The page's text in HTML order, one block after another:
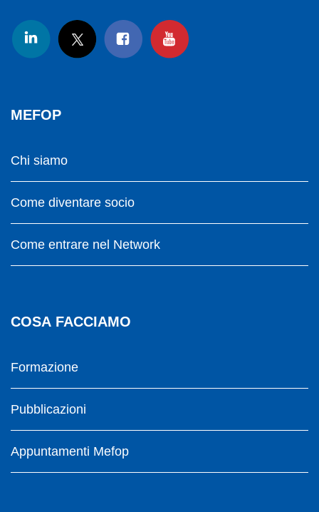
MEFOP
Chi siamo
Come diventare socio
Come entrare nel Network
COSA FACCIAMO
Formazione
Pubblicazioni
Appuntamenti Mefop